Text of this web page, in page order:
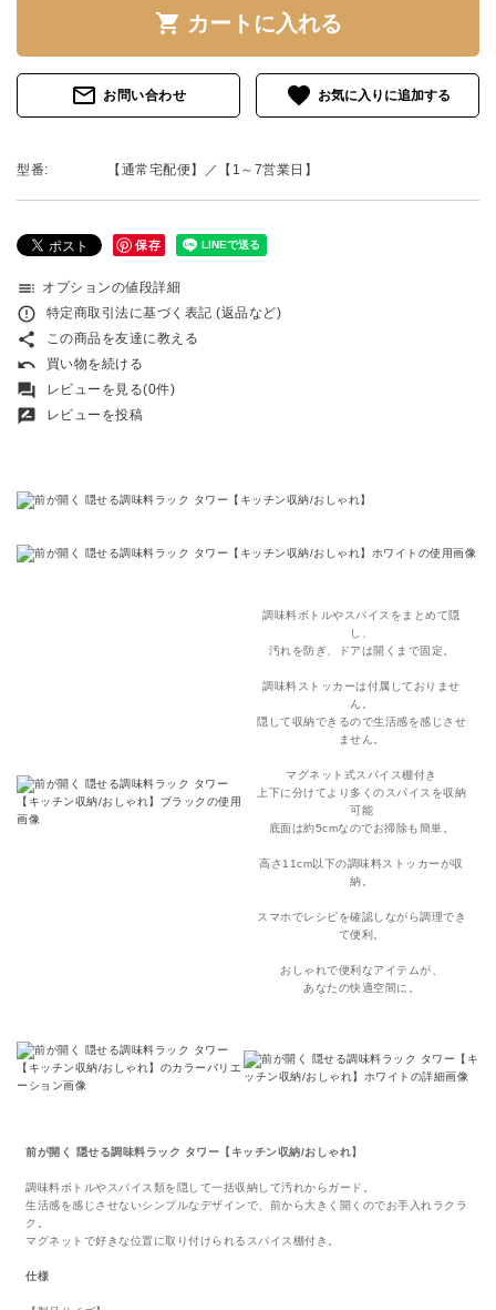
shopping_cart カートに入れる
mail_outline お問い合わせ favorite
型番: 【通常宅配便】／【1～7営業日】
保存
toc オプションの値段詳細
error_outline 特定商取引法に基づく表記 (返品など)
share この商品を友達に教える
undo 買い物を続ける
forum レビューを見る(0件)
rate_review レビューを投稿
調味料ボトルやスパイスをまとめて隠
し、
汚れを防ぎ、ドアは開くまで固定。
調味料ストッカーは付属しておりませ
ん。
隠して収納できるので生活感を感じさせ
ません。
マグネット式スパイス棚付き
上下に分けてより多くのスパイスを収納
可能
底面は約5cmなのでお掃除も簡単。
高さ11cm以下の調味料ストッカーが収
納。
スマホでレシピを確認しながら調理でき
て便利。
おしゃれで便利なアイテムが、
あなたの快適空間に。
前が開く 隠せる調味料ラック タワー【キッチン収納/おしゃれ】
調味料ボトルやスパイス類を隠して一括収納して汚れからガード。
生活感を感じさせないシンプルなデザインで、前から大きく開くのでお手入れラクラ
ク。
マグネットで好きな位置に取り付けられるスパイス棚付き。
仕様